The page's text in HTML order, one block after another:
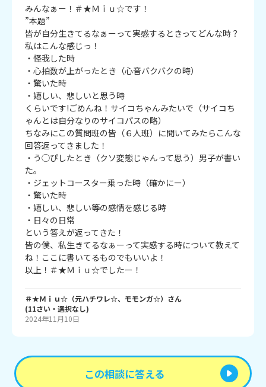
みんなぁー！＃★Ｍｉｕ☆です！
”本題”
皆が自分生きてるなぁーって実感するときってどんな時？
私はこんな感じっ！
・怪我した時
・心拍数が上がったとき（心音バクバクの時）
・驚いた時
・嬉しい、悲しいと思う時
くらいです!ごめんね！サイコちゃんみたいで（サイコち
ゃんとは自分なりのサイコパスの略）
ちなみにこの質問班の皆（６人班）に聞いてみたらこんな
回答返ってきました！
・う◯ぴしたとき（クソ変態じゃんって思う）男子が書い
た。
・ジェットコースター乗った時（確かにー）
・驚いた時
・嬉しい、悲しい等の感情を感じる時
・日々の日常
という答えが返ってきた！
皆の僕、私生きてるなぁーって実感する時について教えて
ね！ここに書いてるものでもいいよ！
以上！＃★Ｍｉｕ☆でしたー！
＃★Ｍｉｕ☆（元ハチワレ☆、モモンガ☆） さん
(11さい・ 選択なし)
2024年11月10日
この相談に答える